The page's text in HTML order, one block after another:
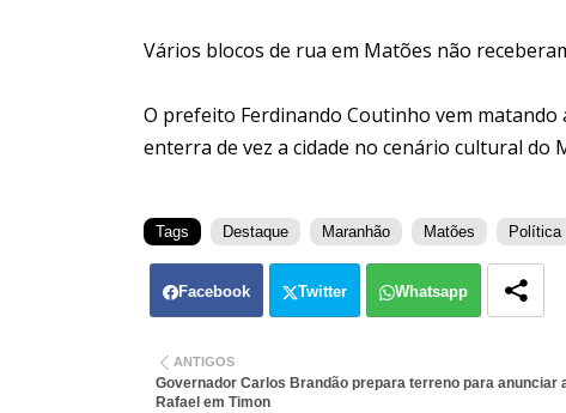
Vários blocos de rua em Matões não
O prefeito Ferdinando Coutinho vem
enterra de vez a cidade no cenário cultural do
Tags Destaque Maranhão Matões Política
Facebook Twitter Whatsapp
ANTIGOS
Governador Carlos Brandão prepara terreno para anunciar
Rafael em Timon